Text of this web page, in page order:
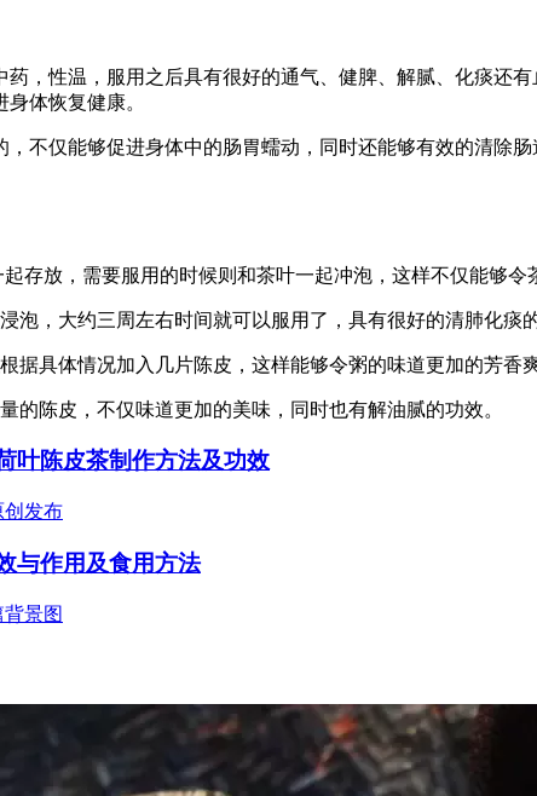
药，性温，服用之后具有很好的通气、健脾、解腻、化痰还
体恢复健康。
，不仅能够促进身体中的肠胃蠕动，同时还能够有效的清除
存放，需要服用的时候则和茶叶一起冲泡，这样不仅能够
泡，大约三周左右时间就可以服用了，具有很好的清肺化痰
据具体情况加入几片陈皮，这样能够令粥的味道更加的芳香
的陈皮，不仅味道更加的美味，同时也有解油腻的功效。
叶陈皮茶制作方法及功效
创发布
与作用及食用方法